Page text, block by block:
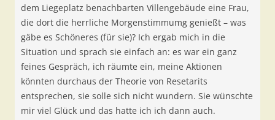
dem Liegeplatz benachbarten Villengebäude eine Frau,
die dort die herrliche Morgenstimmumg genießt – was
gäbe es Schöneres (für sie)? Ich ergab mich in die
Situation und sprach sie einfach an: es war ein ganz
feines Gespräch, ich räumte ein, meine Aktionen
könnten durchaus der Theorie von Resetarits
entsprechen, sie solle sich nicht wundern. Sie wünschte
mir viel Glück und das hatte ich ich dann auch.